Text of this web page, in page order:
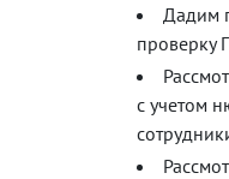
Дадим
проверку
с учетом